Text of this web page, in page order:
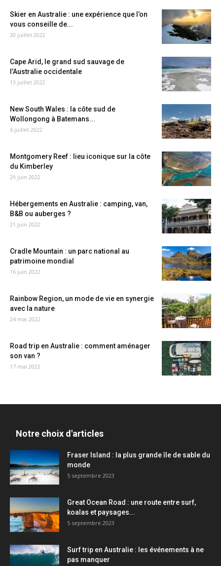
Skier en Australie : une expérience que l’on
vous conseille de...
20 juillet 2022
Cape Arid, le grand sud sauvage de
l’Australie occidentale
13 juillet 2022
New South Wales : la côte sud de
Wollongong à Batemans...
6 juillet 2022
Montgomery Reef : lieu iconique sur la côte
du Kimberley
29 juin 2022
Hébergements en Australie : camping, van,
B&B ou auberges ?
21 juin 2022
Cradle Mountain : un parc national au
patrimoine mondial
16 juin 2022
Rainbow Region, un mode de vie en synergie
avec la nature
24 mai 2022
Road trip en Australie : comment aménager
son van ?
17 mai 2022
Notre choix d'articles
Fraser Island : la plus grande île de sable du
monde
5 septembre 2023
Great Ocean Road : une route entre surf,
koalas et paysages...
5 septembre 2023
Surf trip en Australie : les événements à ne
pas manquer